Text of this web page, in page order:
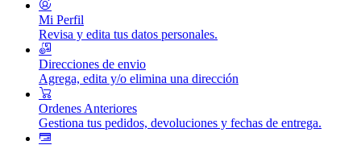
Mi Perfil
Revisa y edita tus datos personales.
Direcciones de envio
Agrega, edita y/o elimina una dirección
Ordenes Anteriores
Gestiona tus pedidos, devoluciones y fechas de entrega.